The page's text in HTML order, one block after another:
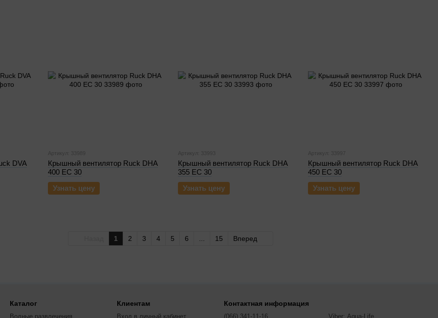
DVA
Артикул: 33989
Крышный вентилятор Ruck DHA
400 EC 30
Узнать цену
Артикул: 33993
Крышный вентилятор Ruck DHA
355 EC 30
Узнать цену
Артикул: 33997
Крышный вентилятор Ruck DHA
450 EC 30
Узнать цену
1 2 3 4 5 6 15 Вперед
Каталог
Водные развлечения
Клиентам
Вход в личный кабинет
Контактная информация
(066) 341-11-16 Viber: Aqua-Life